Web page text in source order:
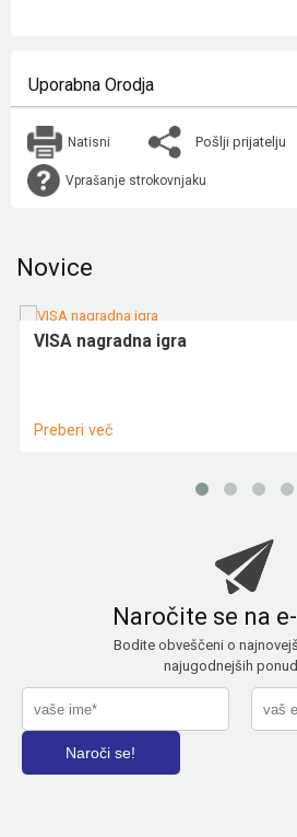
Uporabna Orodja
Natisni Pošlji prijatelju
Vprašanje strokovnjaku
Novice
VISA nagradna igra
Preberi več
Naročite se na
Bodite obveščeni o
najugodnejših